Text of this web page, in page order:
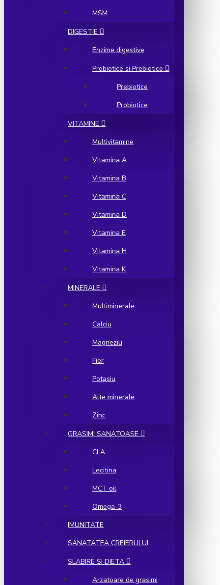
MSM
DIGESTIE
Enzime digestive
Probiotice si Prebiotice
Prebiotice
Probiotice
VITAMINE
Multivitamine
Vitamina A
Vitamina B
Vitamina C
Vitamina D
Vitamina E
Vitamina H
Vitamina K
MINERALE
Multiminerale
Calciu
Magneziu
Fier
Potasiu
Alte minerale
Zinc
GRASIMI SANATOASE
CLA
Lecitina
MCT oil
Omega-3
IMUNITATE
SANATATEA CREIERULUI
SLABIRE SI DIETA
Arzatoare de grasimi